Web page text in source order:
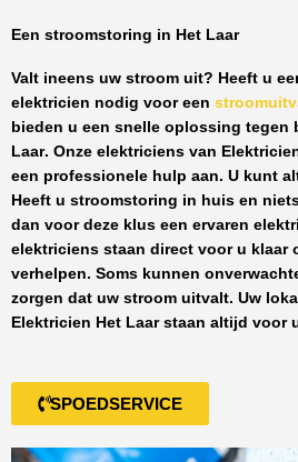
Een stroomstoring in Het Laar
Valt ineens uw stroom uit? Heeft u
elektricien nodig voor een
bieden u een snelle oplossing tegen
Laar. Onze elektriciens van
een professionele hulp aan. U kunt
Heeft u stroomstoring in huis en
dan voor deze klus een ervaren
elektriciens staan direct voor u klaar
verhelpen. Soms kunnen
zorgen dat uw stroom uitvalt. Uw
Elektricien Het Laarstaan altijd voor
SPOEDSERVICE